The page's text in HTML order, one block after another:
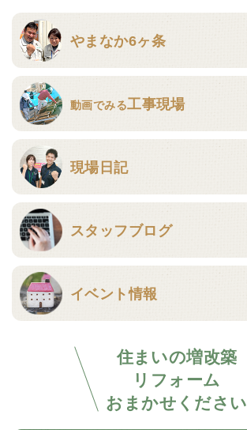
やまなか6ヶ条
動画でみる工事現場
現場日記
スタッフブログ
イベント情報
住まいの増改築
リフォーム
おまかせください